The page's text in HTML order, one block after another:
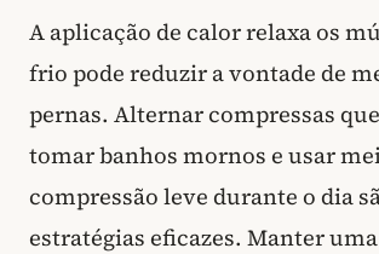
A aplicação de calor relaxa os
frio pode reduzir a vontade de
pernas. Alternar compressas
tomar banhos mornos e usar
compressão leve durante o dia
estratégias eficazes. Manter